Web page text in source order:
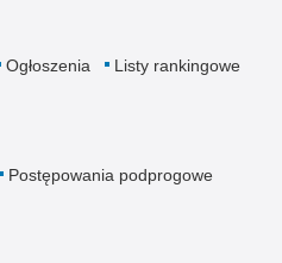
Ogłoszenia
Listy rankingowe
Postępowania podprogowe